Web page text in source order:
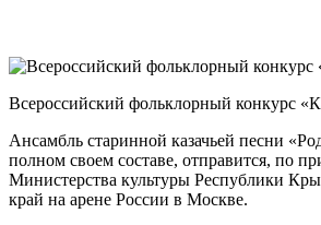
Всероссийский фольклорный конкурс
Ансамбль старинной казачьей песни
полном своем составе, отправится, по
Министерства культуры Республики
край на арене России в Москве.